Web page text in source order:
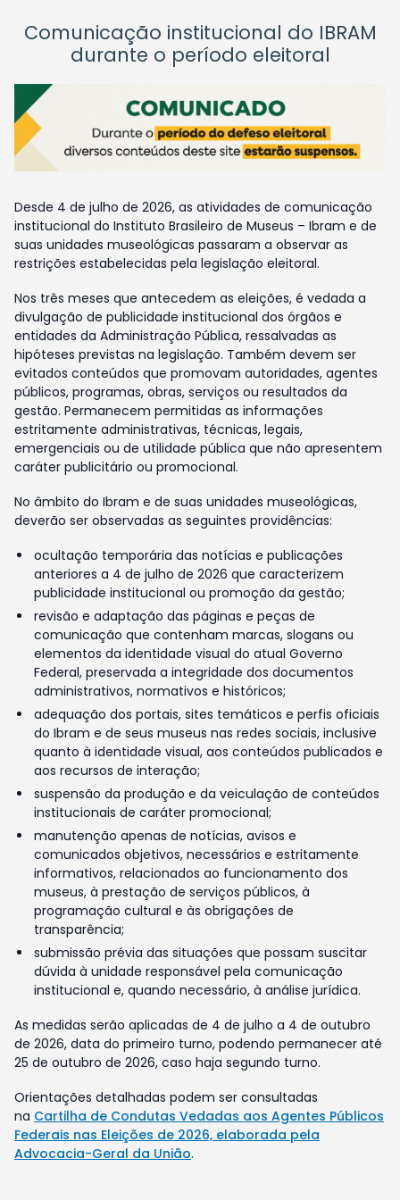
Comunicação institucional do IBRAM
durante o período eleitoral
Desde 4 de julho de 2026, as atividades de comunicação
institucional do Instituto Brasileiro de Museus – Ibram e de
suas unidades museológicas passaram a observar as
restrições estabelecidas pela legislação eleitoral.
Nos três meses que antecedem as eleições, é vedada a
divulgação de publicidade institucional dos órgãos e
entidades da Administração Pública, ressalvadas as
hipóteses previstas na legislação. Também devem ser
evitados conteúdos que promovam autoridades, agentes
públicos, programas, obras, serviços ou resultados da
gestão. Permanecem permitidas as informações
estritamente administrativas, técnicas, legais,
emergenciais ou de utilidade pública que não apresentem
caráter publicitário ou promocional.
No âmbito do Ibram e de suas unidades museológicas,
deverão ser observadas as seguintes providências:
ocultação temporária das notícias e publicações
anteriores a 4 de julho de 2026 que caracterizem
publicidade institucional ou promoção da gestão;
revisão e adaptação das páginas e peças de
comunicação que contenham marcas, slogans ou
elementos da identidade visual do atual Governo
Federal, preservada a integridade dos documentos
administrativos, normativos e históricos;
adequação dos portais, sites temáticos e perfis oficiais
do Ibram e de seus museus nas redes sociais, inclusive
quanto à identidade visual, aos conteúdos publicados e
aos recursos de interação;
suspensão da produção e da veiculação de conteúdos
institucionais de caráter promocional;
manutenção apenas de notícias, avisos e
comunicados objetivos, necessários e estritamente
informativos, relacionados ao funcionamento dos
museus, à prestação de serviços públicos, à
programação cultural e às obrigações de
transparência;
submissão prévia das situações que possam suscitar
dúvida à unidade responsável pela comunicação
institucional e, quando necessário, à análise jurídica.
As medidas serão aplicadas de 4 de julho a 4 de outubro
de 2026, data do primeiro turno, podendo permanecer até
25 de outubro de 2026, caso haja segundo turno.
Orientações detalhadas podem ser consultadas
na Cartilha de Condutas Vedadas aos Agentes Públicos
Federais nas Eleições de 2026, elaborada pela
Advocacia-Geral da União.